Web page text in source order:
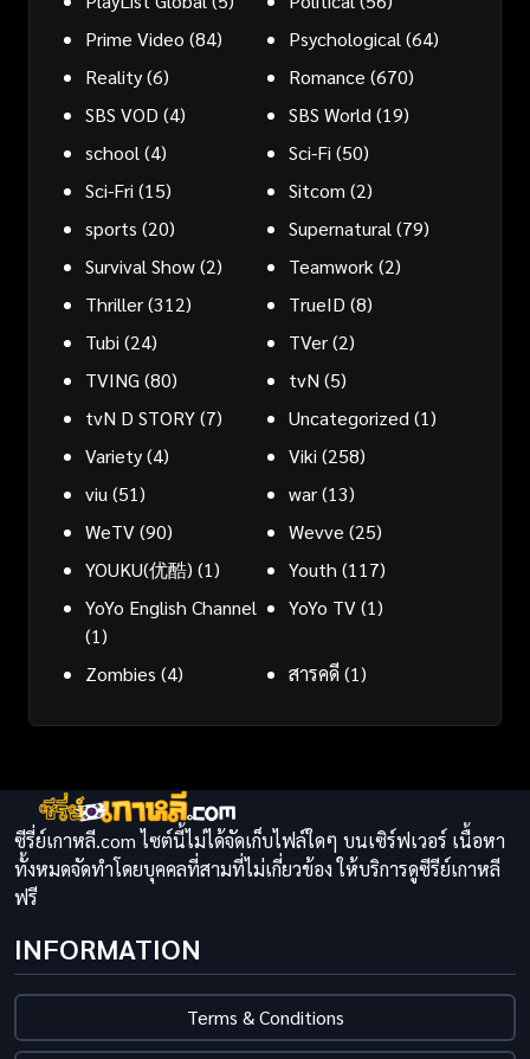
Prime Video (84) Psychological (64)
Reality(6) Romance (670)
SBS VOD (4) SBS World (19)
school (4) Sci-Fi (50)
Sci-Fri (15) Sitcom (2)
sports (20) Supernatural (79)
Survival Show(2) Teamwork (2)
Thriller(312) TrueID (8)
Tubi (24) TVer(2)
TVING (80) tvN (5)
tvN D STORY(7) Uncategorized (1)
Variety(4) Viki (258)
viu (51) war(13)
WeTV(90) Wevve (25)
YOUKU(优酷) (1) Youth (117)
YoYo English Channel
(1)
YoYo TV(1)
Zombies (4) สารคดี(1)
ซีรี่ย์เกาหลี.com ไซต์นี้ไม่ได้จัดเก็บไฟล์ใดๆ บนเซิร์ฟเวอร์ เนื้อหา
ทั้งหมดจัดทำโดยบุคคลที่สามที่ไม่เกี่ยวข้อง ให้บริการดูซีรีย์เกาหลี
ฟรี
INFORMATION
Terms & Conditions